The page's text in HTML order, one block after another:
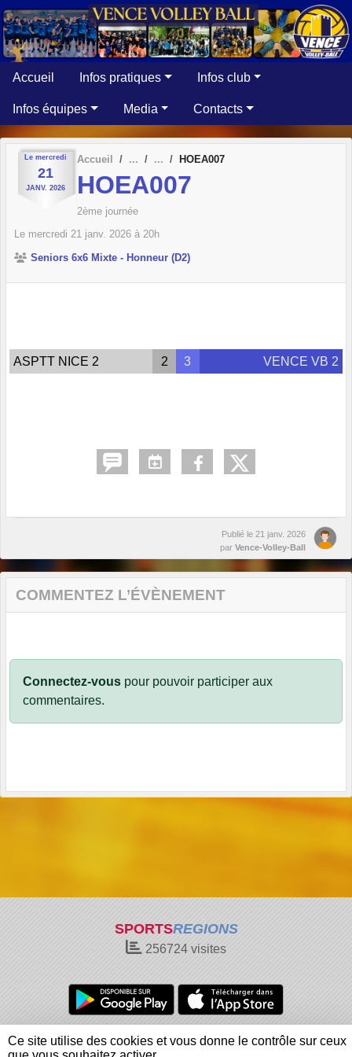
Accueil Infos pratiques Infos club
Infos équipes Media Contacts
Le mercredi
21
JANV. 2026
Accueil HOEA007
HOEA007
2ème journée
Le mercredi 21 janv. 2026 à 20h
Seniors 6x6 Mixte - Honneur (D2)
ASPTT NICE 2 2 3 VENCE VB 2
Publié le 21 janv. 2026
par Vence-Volley-Ball
COMMENTEZ L’ÉVÈNEMENT
Connectez-vous pour pouvoir participer aux
commentaires.
SPORTSREGIONS
256724 visites
Charte cookies
Gestion des cookies
Informations légales
Signaler un contenu inapproprié
Panneau de gestion des cookies
Ce site utilise des cookies et vous donne le contrôle sur ceux